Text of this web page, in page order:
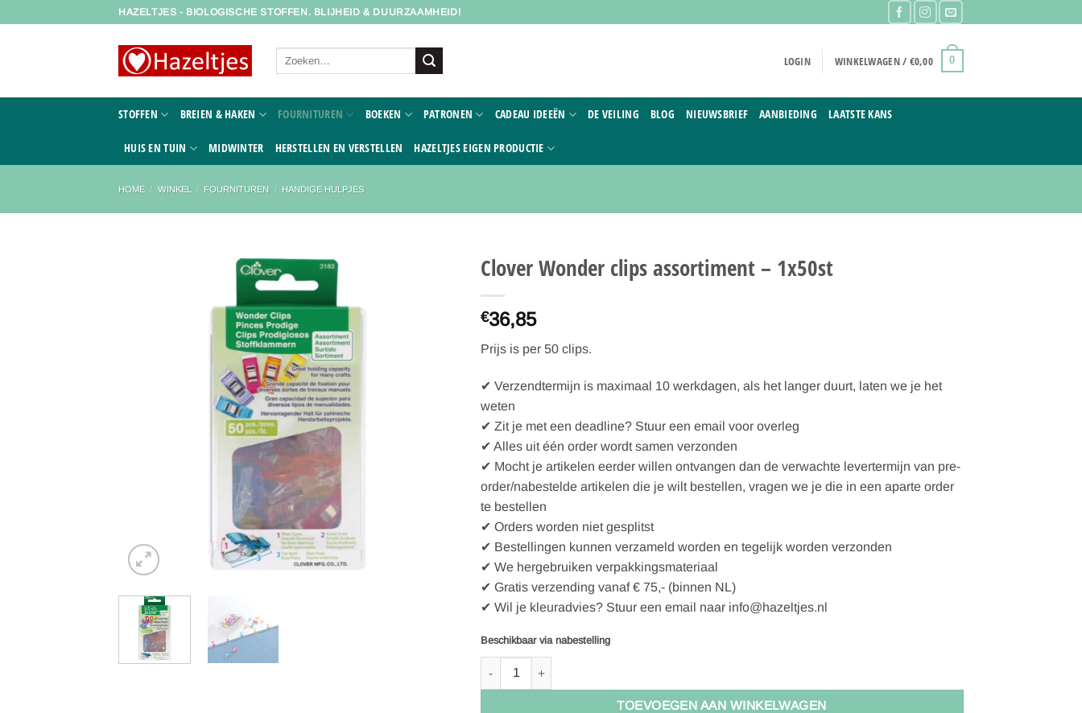
HAZELTJES - BIOLOGISCHE STOFFEN. BLIJHEID & DUURZAAMHEID!
Zoeken
LOGIN WINKELWAGEN / €0,00 0
STOFFEN BREIEN & HAKEN FOURNITUREN BOEKEN PATRONEN CADEAU IDEEËN DE VEILING BLOG NIEUWSBRIEF AANBIEDING LAATSTE KANS
HUIS EN TUIN MIDWINTER HERSTELLEN EN VERSTELLEN HAZELTJES EIGEN PRODUCTIE
HOME / WINKEL / FOURNITUREN / HANDIGE HULPJES
Clover Wonder clips assortiment – 1x50st
€36,85
Prijs is per 50 clips.
✔ Verzendtermijn is maximaal 10 werkdagen, als het langer duurt, laten we je het
weten
✔ Zit je met een deadline? Stuur een email voor overleg
✔ Alles uit één order wordt samen verzonden
✔ Mocht je artikelen eerder willen ontvangen dan de verwachte levertermijn van pre-
order/nabestelde artikelen die je wilt bestellen, vragen we je die in een aparte order
te bestellen
✔ Orders worden niet gesplitst
✔ Bestellingen kunnen verzameld worden en tegelijk worden verzonden
✔ We hergebruiken verpakkingsmateriaal
✔ Gratis verzending vanaf € 75,- (binnen NL)
✔ Wil je kleuradvies? Stuur een email naar info@hazeltjes.nl
Beschikbaar via nabestelling
Clover Wonder clips assortiment - 1x50st aantal
TOEVOEGEN AAN WINKELWAGEN